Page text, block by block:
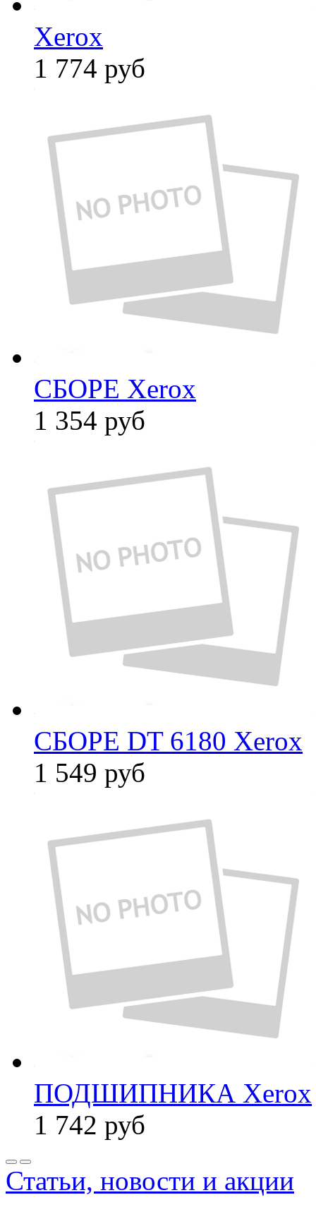
Xerox
1 774 руб
СБОРЕ Xerox
1 354 руб
СБОРЕ DT 6180 Xerox
1 549 руб
ПОДШИПНИКА Xerox
1 742 руб
Статьи, новости и акции